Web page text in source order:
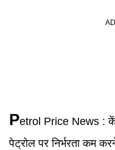
Petrol Price News :
पेट्रोल पर निर्भरता कम